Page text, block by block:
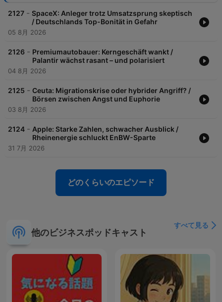
Handelsblatt-Podcasts für Abonnentinnen und Abonnenten
finden Sie hier: [www.handelsblatt.com/podcast-faq]
(www.handelsblatt.com/podcast-faq)
2127 - SpaceX: Anleger trotz Umsatzsprung skeptisch
/ Deutschlands Top-Bonität in Gefahr
05 8月 2026
2126 - Premiumautobauer: Kerngeschäft wankt /
Palantir wächst rasant – und polarisiert
04 8月 2026
2125 - Ceuta: Migrationskrise oder hybrider Angriff? /
Börsen zwischen Angst und Euphorie
03 8月 2026
2124 - Apple: Starke Zahlen, schwacher Ausblick /
Rheinenergie schluckt EnBW-Sparte
31 7月 2026
どのくらいのエピソード
他のビジネスポッドキャスト
すべて見る